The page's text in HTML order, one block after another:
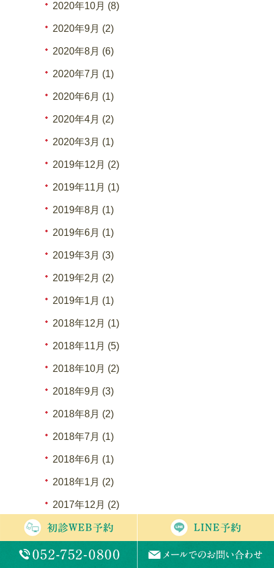
2020年10月 (8)
2020年9月 (2)
2020年8月 (6)
2020年7月 (1)
2020年6月 (1)
2020年4月 (2)
2020年3月 (1)
2019年12月 (2)
2019年11月 (1)
2019年8月 (1)
2019年6月 (1)
2019年3月 (3)
2019年2月 (2)
2019年1月 (1)
2018年12月 (1)
2018年11月 (5)
2018年10月 (2)
2018年9月 (3)
2018年8月 (2)
2018年7月 (1)
2018年6月 (1)
2018年1月 (2)
2017年12月 (2)
2017年11月 (1)
2017年10月 (2)